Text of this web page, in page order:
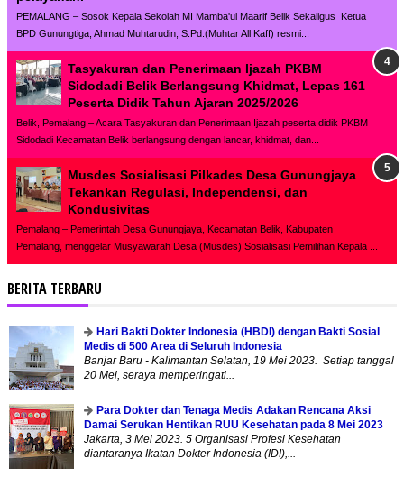
PEMALANG – Sosok Kepala Sekolah MI Mamba'ul Maarif Belik Sekaligus Ketua
BPD Gunungtiga, Ahmad Muhtarudin, S.Pd.(Muhtar All Kaff) resmi...
Tasyakuran dan Penerimaan Ijazah PKBM
Sidodadi Belik Berlangsung Khidmat, Lepas 161
Peserta Didik Tahun Ajaran 2025/2026
Belik, Pemalang – Acara Tasyakuran dan Penerimaan Ijazah peserta didik PKBM
Sidodadi Kecamatan Belik berlangsung dengan lancar, khidmat, dan...
Musdes Sosialisasi Pilkades Desa Gunungjaya
Tekankan Regulasi, Independensi, dan
Kondusivitas
Pemalang – Pemerintah Desa Gunungjaya, Kecamatan Belik, Kabupaten
Pemalang, menggelar Musyawarah Desa (Musdes) Sosialisasi Pemilihan Kepala ...
BERITA TERBARU
Hari Bakti Dokter Indonesia (HBDI) dengan Bakti Sosial
Medis di 500 Area di Seluruh Indonesia
Banjar Baru - Kalimantan Selatan, 19 Mei 2023. Setiap tanggal
20 Mei, seraya memperingati...
Para Dokter dan Tenaga Medis Adakan Rencana Aksi
Damai Serukan Hentikan RUU Kesehatan pada 8 Mei 2023
Jakarta, 3 Mei 2023. 5 Organisasi Profesi Kesehatan
diantaranya Ikatan Dokter Indonesia (IDI),...